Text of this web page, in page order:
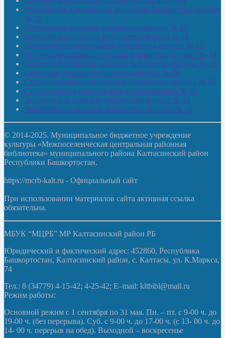
Краснохолмская сельская модельная библиотека-филиал
№ 21
Кутеремская сельская библиотека-филиал № 22
Кучашевская сельская библиотека-филиал № 11
Малокачаковская сельская библиотека-филиал № 12
Нижнекачмашевская сельская библиотека-филиал № 14
Новокильбахтинская сельская библиотека-филиал № 19
Сазовская сельская библиотека-филиал № 20
Староорьебашевская сельская библиотека-филиал № 16
Старояшевская сельская библиотека-филиал № 17
Тюльдинская сельская библиотека-филиал № 18
Чилибеевская сельская библиотека-филиал № 10
© 2014-2025. Муниципальное бюджетное учреждение
культуры «Межпоселенческая центральная районная
библиотека» муниципального района Калтасинский район
Республики Башкортостан.
https://mcrb-kalt.ru - Официальный сайт
При использовании материалов сайта активная ссылка
обязательна.
МБУК “МЦРБ” МР Калтасинский район РБ
Юридический и фактический адрес: 452860, Республика
Башкортостан, Калтасинский район, с. Калтасы, ул. К.Маркса,
74
Тел.: 8 (34779) 4-15-42; 4-25-42; E–mail: kltbibl@mail.ru
Режим работы:
Основной режим с 1 сентября по 31 мая. Пн. – пт. с 9-00 ч. до
19-00 ч. (без перерыва). Суб. с 9-00 ч. до 17-00 ч. (с 13- 00 ч. до
14- 00 ч. перерыв на обед). Выходной – воскресенье